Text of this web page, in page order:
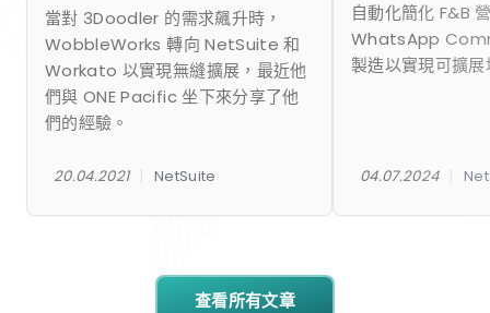
當對 3Doodler 的需求飆升時，
WobbleWorks 轉向 NetSuite 和
Workato 以實現無縫擴展，最近他
們與 ONE Pacific 坐下來分享了他
們的經驗。
20.04.2021|NetSuite
自動化簡化 F&B
WhatsApp
製造以實現可擴
04.07.2024|
查看所有文章